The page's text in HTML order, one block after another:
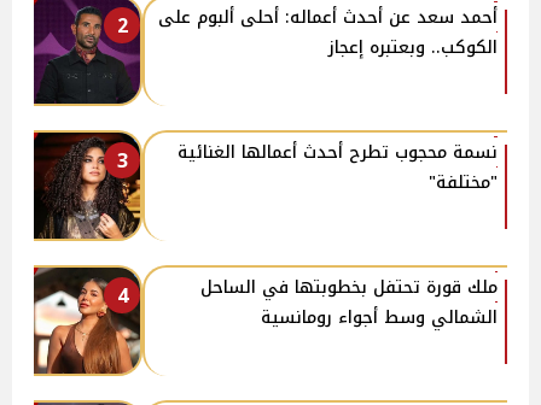
2
أحمد سعد عن أحدث أعماله: أحلى ألبوم على
الكوكب.. وبعتبره إعجاز
3
نسمة محجوب تطرح أحدث أعمالها الغنائية
"مختلفة"
4
ملك قورة تحتفل بخطوبتها في الساحل
الشمالي وسط أجواء رومانسية